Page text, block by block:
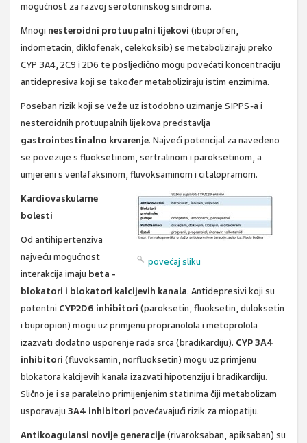
mogućnost za razvoj serotoninskog sindroma.
Mnogi nesteroidni protuupalni lijekovi (ibuprofen,
indometacin, diklofenak, celekoksib) se metaboliziraju preko
CYP 3A4, 2C9 i 2D6 te posljedično mogu povećati koncentraciju
antidepresiva koji se također metaboliziraju istim enzimima.
Poseban rizik koji se veže uz istodobno uzimanje SIPPS-a i
nesteroidnih protuupalnih lijekova predstavlja
gastrointestinalno krvarenje. Najveći potencijal za navedeno
se povezuje s fluoksetinom, sertralinom i paroksetinom, a
umjereni s venlafaksinom, fluvoksaminom i citalopramom.
povećaj sliku
Kardiovaskularne
bolesti
Od antihipertenziva
najveću mogućnost
interakcija imaju beta -
blokatori i blokatori kalcijevih kanala. Antidepresivi koji su
potentni CYP2D6 inhibitori (paroksetin, fluoksetin, duloksetin
i bupropion) mogu uz primjenu propranolola i metoprolola
izazvati dodatno usporenje rada srca (bradikardiju). CYP 3A4
inhibitori (fluvoksamin, norfluoksetin) mogu uz primjenu
blokatora kalcijevih kanala izazvati hipotenziju i bradikardiju.
Slično je i sa paralelno primijenjenim statinima čiji metabolizam
usporavaju 3A4 inhibitori povećavajući rizik za miopatiju.
Antikoagulansi novije generacije(rivaroksaban, apiksaban) su